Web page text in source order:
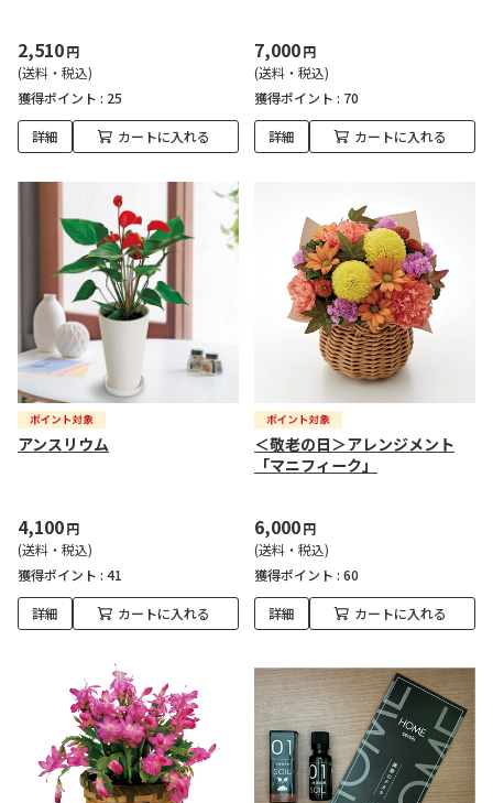
2,510円
(送料・税込)
獲得ポイント : 25
詳細 カートに入れる
7,000円
(送料・税込)
獲得ポイント : 70
詳細 カートに入れる
アンスリウム
4,100円
(送料・税込)
獲得ポイント : 41
詳細 カートに入れる
＜敬老の日＞アレンジメント
「マニフィーク」
6,000円
(送料・税込)
獲得ポイント : 60
詳細 カートに入れる